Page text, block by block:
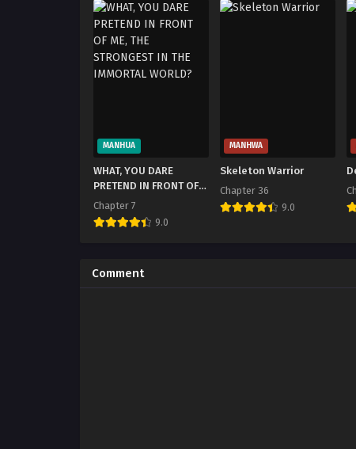
MANHUA
WHAT, YOU DARE
PRETEND IN FRONT OF
ME, THE STRONGEST IN
THE IMMORTAL WORLD?
Chapter 7
9.0
MANHWA
Skeleton Warrior
Chapter 36
9.0
Comment